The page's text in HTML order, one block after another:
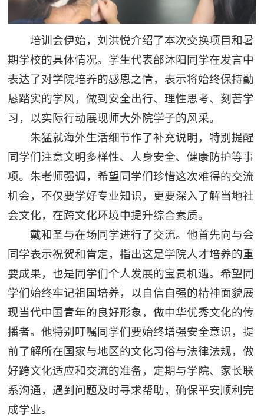
培训会伊始，刘洪悦介绍了本次交换项目和暑
期学校的具体情况。学生代表邰沐阳同学在发言中
表达了对学院培养的感恩之情，表示将始终保持勤
恳踏实的学风，做到安全出行、理性思考、刻苦学
习，以实际行动展现师大外院学子的风采。
朱猛就海外生活细节作了补充说明，特别提醒
同学们注意文明多样性、人身安全、健康防护等事
项。朱老师强调，希望同学们珍惜这次难得的交流
机会，不仅要学好专业知识，更要深入了解当地社
会文化，在跨文化环境中提升综合素质。
戴和圣与在场同学进行了交流。他首先向与会
同学表示祝贺和肯定，指出这是学院人才培养的重
要成果，也是同学们个人发展的宝贵机遇。希望同
学们始终牢记祖国培养，以自信自强的精神面貌展
现当代中国青年的良好形象，做中华优秀文化的传
播者。他特别叮嘱同学们要始终增强安全意识，提
前了解所在国家与地区的文化习俗与法律法规，做
好跨文化适应和交流的准备，定期与学院、家长联
系沟通，遇到问题及时寻求帮助，确保平安顺利完
成学业。